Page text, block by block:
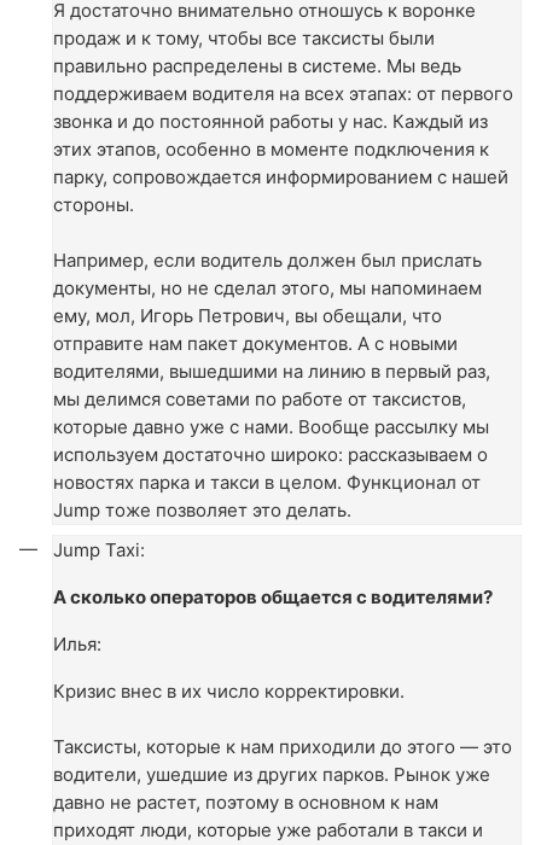
Я достаточно внимательно отношусь к воронке
продаж и к тому, чтобы все таксисты были
правильно распределены в системе. Мы ведь
поддерживаем водителя на всех этапах: от первого
звонка и до постоянной работы у нас. Каждый из
этих этапов, особенно в моменте подключения к
парку, сопровождается информированием с нашей
стороны.
Например, если водитель должен был прислать
документы, но не сделал этого, мы напоминаем
ему, мол, Игорь Петрович, вы обещали, что
отправите нам пакет документов. А с новыми
водителями, вышедшими на линию в первый раз,
мы делимся советами по работе от таксистов,
которые давно уже с нами. Вообще рассылку мы
используем достаточно широко: рассказываем о
новостях парка и такси в целом. Функционал от
Jump тоже позволяет это делать.
Jump Taxi:
А сколько операторов общается с водителями?
Илья:
Кризис внес в их число корректировки.
Таксисты, которые к нам приходили до этого — это
водители, ушедшие из других парков. Рынок уже
давно не растет, поэтому в основном к нам
приходят люди, которые уже работали в такси и